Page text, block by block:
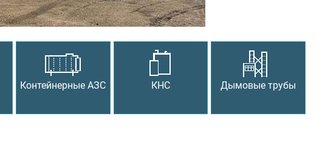
Контейнерные АЗС КНС Дымовые трубы